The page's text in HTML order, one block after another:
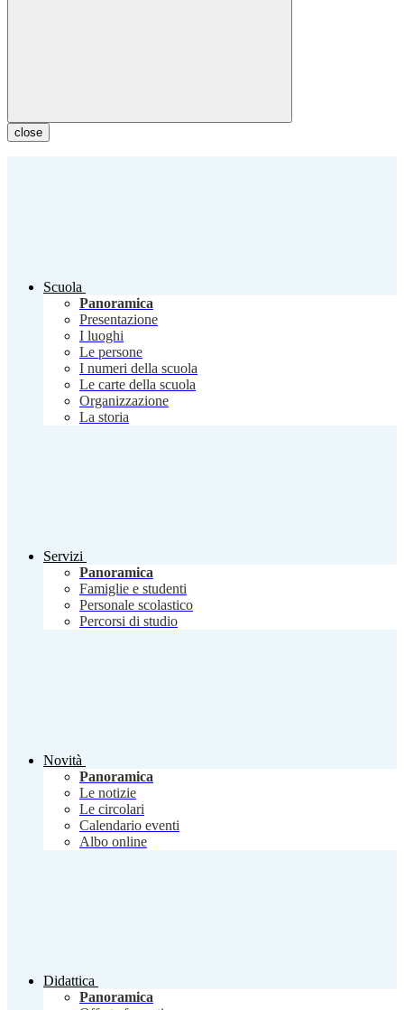
close
Scuola
Panoramica
Presentazione
I luoghi
Le persone
I numeri della scuola
Le carte della scuola
Organizzazione
La storia
Servizi
Panoramica
Famiglie e studenti
Personale scolastico
Percorsi di studio
Novità
Panoramica
Le notizie
Le circolari
Calendario eventi
Albo online
Didattica
Panoramica